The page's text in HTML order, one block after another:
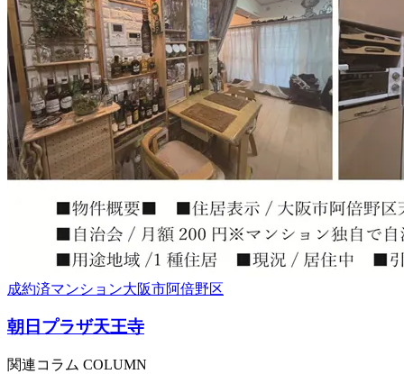
成約済マンション大阪市阿倍野区
朝日プラザ天王寺
関連コラム COLUMN